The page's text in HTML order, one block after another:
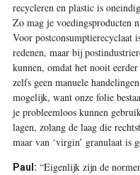
recycleren en plastic is
Zo mag je voedingsproducten
Voor postconsumptierecyclaat
redenen, maar bij
kunnen, omdat het nooit
zelfs geen manuele
mogelijk, want onze folie
je probleemloos kunnen
lagen, zolang de laag die
maar van ‘virgin’ granulaat is
Paul: “Eigenlijk zijn de